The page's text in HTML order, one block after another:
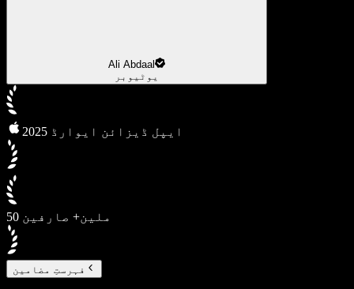
Ali Abdaal
یوٹیوبر
2025 ایپل ڈیزائن ایوارڈ
50 ملین+ صارفین
فہرستِ مضامین